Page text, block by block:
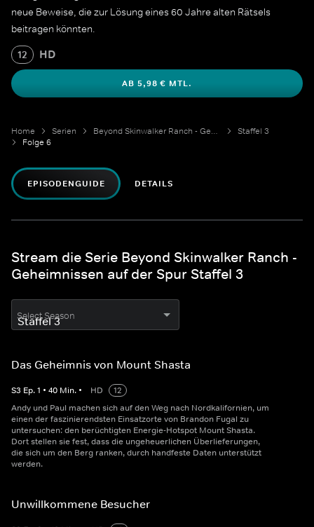
neue Beweise, die zur Lösung eines 60 Jahre alten Rätsels
beitragen könnten.
12 HD
AB 5,98 € MTL.
Home Serien Beyond Skinwalker Ranch - Geheimnissen auf der Spur
Staffel 3
Folge 6
EPISODENGUIDE DETAILS
Stream die Serie Beyond Skinwalker Ranch -
Geheimnissen auf der Spur Staffel 3
Select Season
Das Geheimnis von Mount Shasta
S3 Ep.1 • 40 Min. • HD
12
Andy und Paul machen sich auf den Weg nach Nordkalifornien, um
einen der faszinierendsten Einsatzorte von Brandon Fugal zu
untersuchen: den berüchtigten Energie-Hotspot Mount Shasta.
Dort stellen sie fest, dass die ungeheuerlichen Überlieferungen,
die sich um den Berg ranken, durch handfeste Daten unterstützt
werden.
Unwillkommene Besucher